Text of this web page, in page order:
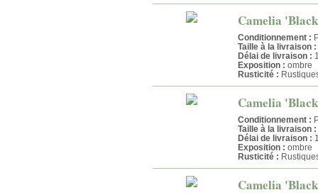
Camelia
Conditionnement :
Taille à la livraison :
Délai de livraison :
Exposition : ombre
Rusticité :
Camelia
Conditionnement :
Taille à la livraison :
Délai de livraison :
Exposition : ombre
Rusticité :
Camelia